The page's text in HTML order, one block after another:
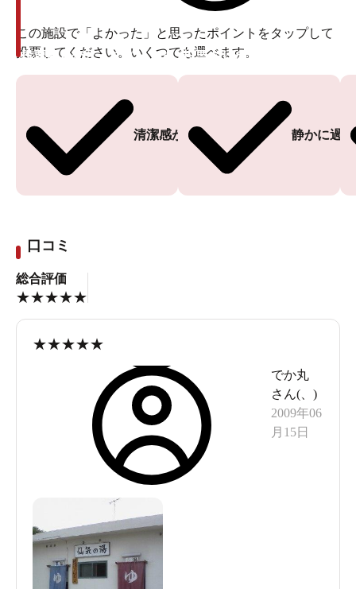
この施設で「よかった」と思ったポイントをタップして
投票してください。いくつでも選べます。
清潔感がある
投票ありがとうございます
静かに過
投票ありがとうございます
口コミ
総合評価
★★★★★
★★★★★
でか丸
さん(
)
2009年06
月15日